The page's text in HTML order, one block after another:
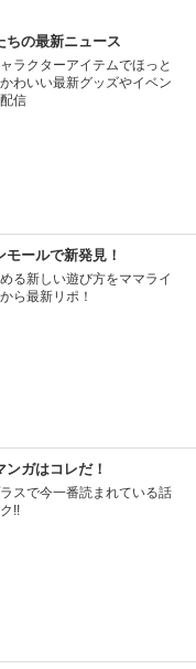
ちの最新ニュース
ラクターアイテムでほっと
わいい最新グッズやイベン
信
モールで新発見！
る新しい遊び方をママライ
ら最新リポ！
ガはコレだ！
スで今一番読まれている話
!!